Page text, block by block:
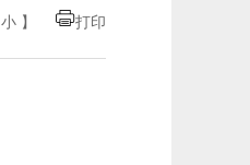
小 】 打印